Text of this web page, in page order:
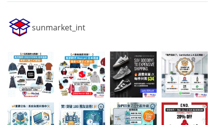
sunmarket_int